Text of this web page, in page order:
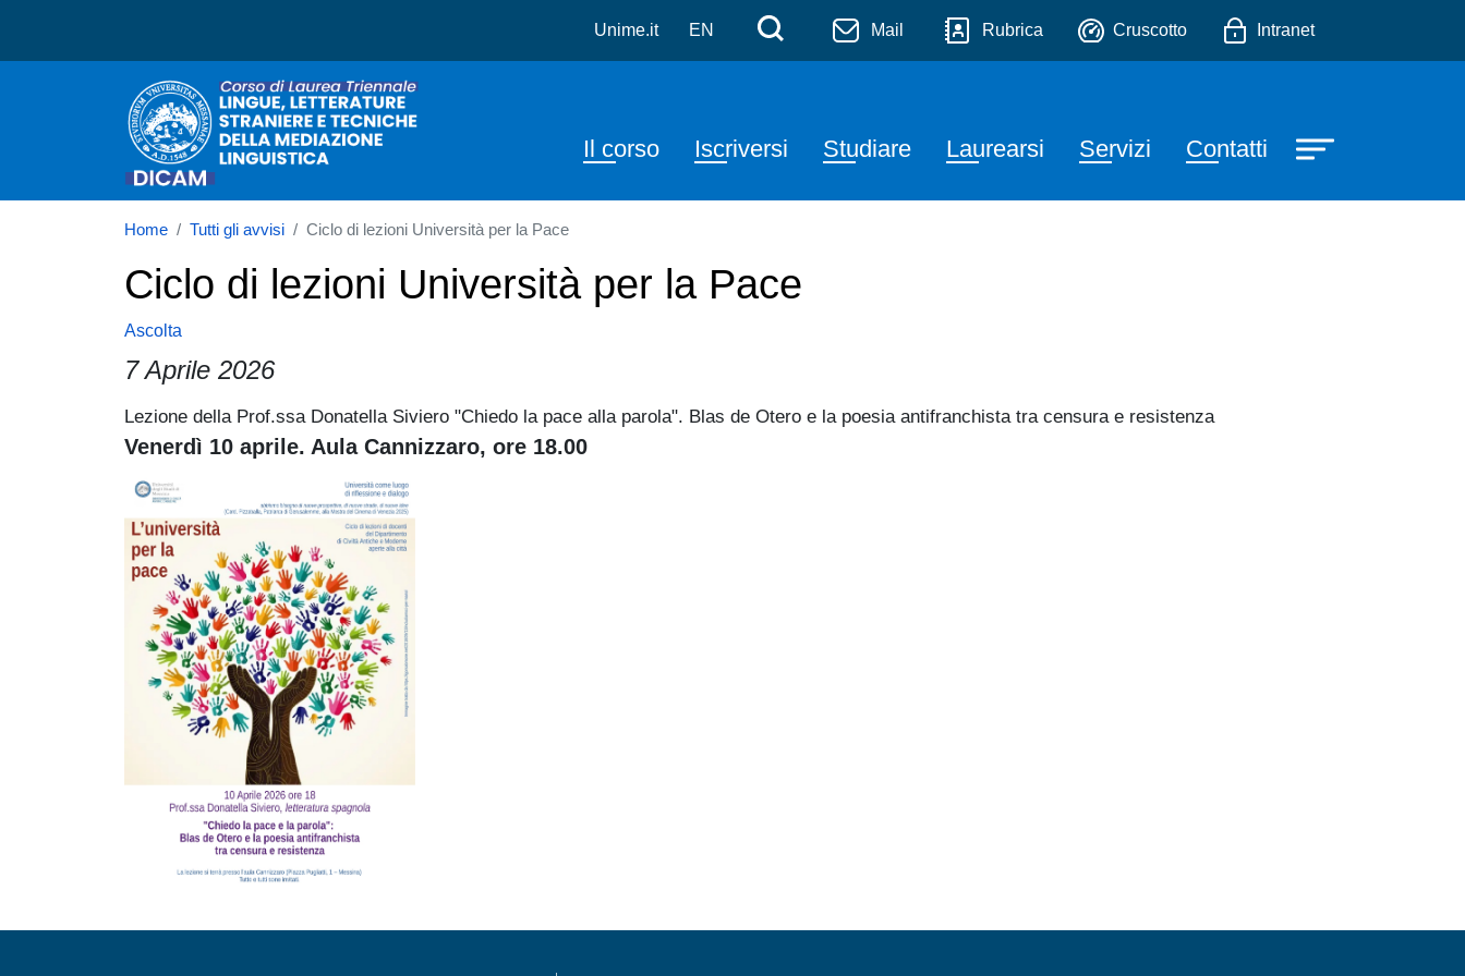
Salta al contenuto principale
Corso di laurea in Lingue, Letterature Straniere e Tecniche della
Unime.it EN Menù di servizio
Cerca Mail Rubrica Cruscotto Intranet
Navigazione principale
Il corso Iscriversi Studiare Laurearsi Servizi Contatti
Home Tutti gli avvisi Ciclo di lezioni Università per la Pace
Ciclo di lezioni Università per la Pace
Ascolta
7 Aprile 2026
Lezione della Prof.ssa Donatella Siviero "Chiedo la pace alla parola". Blas de Otero e la poesia antifranchista tra censura e resistenza
Paragrafo
Venerdì 10 aprile. Aula Cannizzaro, ore 18.00